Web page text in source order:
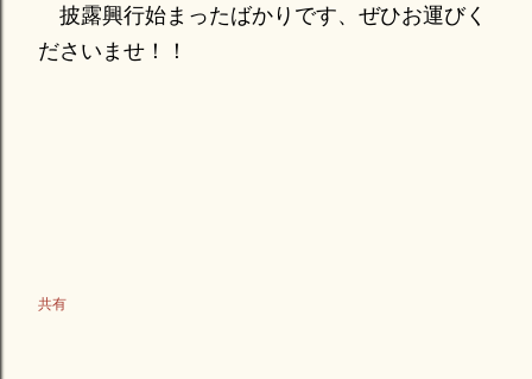
披露興行始まったばかりです、ぜひお運びく
ださいませ！！
共有